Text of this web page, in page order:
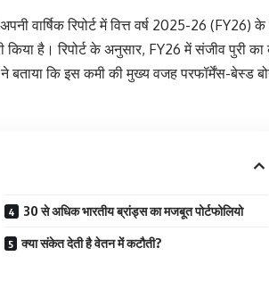
वार्षिक रिपोर्ट में वित्त वर्ष 2025-26 (FY26) के
किया है। रिपोर्ट के अनुसार, FY26 में संजीव पुरी
बताया कि इस कमी की मुख्य वजह परफॉर्मेंस-बेस्ड
30 से अधिक भारतीय ब्रांड्स का मजबूत पोर्टफोलियो
क्या संकेत देती है वेतन में कटौती?